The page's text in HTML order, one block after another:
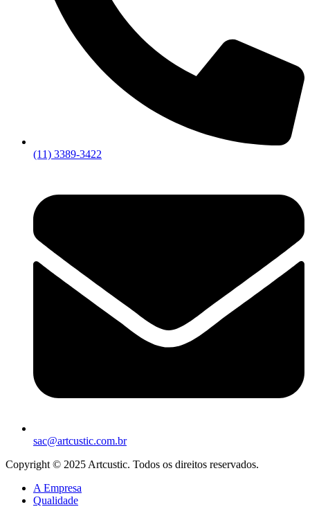
(11) 3389-3422
sac@artcustic.com.br
Copyright © 2025 Artcustic. Todos os direitos reservados.
A Empresa
Qualidade